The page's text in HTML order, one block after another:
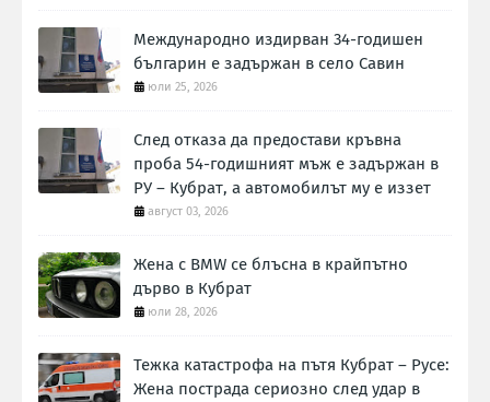
Международно издирван 34-годишен
българин е задържан в село Савин
юли 25, 2026
След отказа да предостави кръвна
проба 54-годишният мъж е задържан в
РУ – Кубрат, а автомобилът му е иззет
август 03, 2026
Жена с BMW се блъсна в крайпътно
дърво в Кубрат
юли 28, 2026
Тежка катастрофа на пътя Кубрат – Русе:
Жена пострада сериозно след удар в